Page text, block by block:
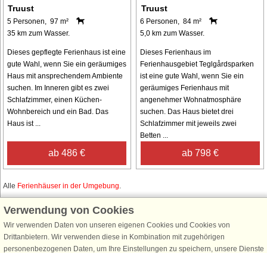
Truust
5 Personen, 97 m²
35 km zum Wasser.
Dieses gepflegte Ferienhaus ist eine
gute Wahl, wenn Sie ein geräumiges
Haus mit ansprechendem Ambiente
suchen. Im Inneren gibt es zwei
Schlafzimmer, einen Küchen-
Wohnbereich und ein Bad. Das
Haus ist ...
ab 486 €
Truust
6 Personen, 84 m²
5,0 km zum Wasser.
Dieses Ferienhaus im
Ferienhausgebiet Teglgårdsparken
ist eine gute Wahl, wenn Sie ein
geräumiges Ferienhaus mit
angenehmer Wohnatmosphäre
suchen. Das Haus bietet drei
Schlafzimmer mit jeweils zwei
Betten ...
ab 798 €
Alle Ferienhäuser in der Umgebung.
Schließen Sie sich 100.000 Ferienhaus-Fans an
Verwendung von Cookies
Wir verwenden Daten von unseren eigenen Cookies und Cookies von
Drittanbietern. Wir verwenden diese in Kombination mit zugehörigen
personenbezogenen Daten, um Ihre Einstellungen zu speichern, unsere Dienste